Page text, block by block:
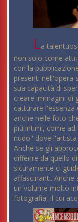
La
non solo come
con la
presenti nell'opera
sua capacità di
creare immagini di
catturare
anche nelle foto
più intimi, come ad
nudo" dove
Anche se gli
differire da quello
sicuramente ci
affascinanti.
un volume molto
fotografia, il cui